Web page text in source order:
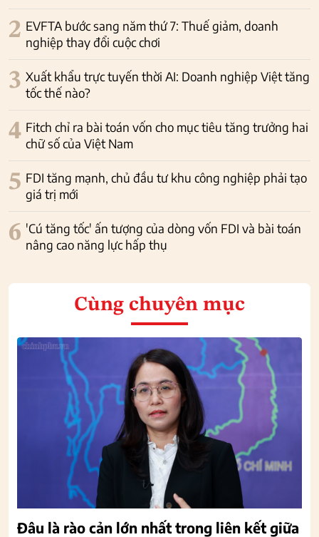
2 EVFTA bước sang năm thứ 7: Thuế giảm, doanh
nghiệp thay đổi cuộc chơi
3 Xuất khẩu trực tuyến thời AI: Doanh nghiệp Việt tăng
tốc thế nào?
4 Fitch chỉ ra bài toán vốn cho mục tiêu tăng trưởng hai
chữ số của Việt Nam
5 FDI tăng mạnh, chủ đầu tư khu công nghiệp phải tạo
giá trị mới
6 'Cú tăng tốc' ấn tượng của dòng vốn FDI và bài toán
nâng cao năng lực hấp thụ
Cùng chuyên mục
Đâu là rào cản lớn nhất trong liên kết giữa